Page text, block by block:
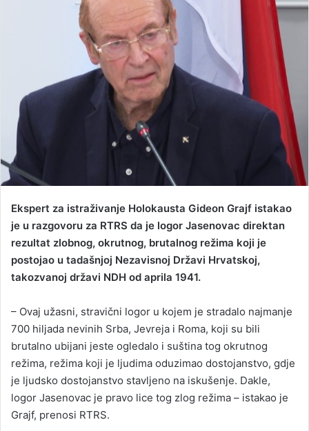
e
m
Ekspert za istraživanje Holokausta Gideon Grajf istakao
je u razgovoru za RTRS da je logor Јasenovac direktan
rezultat zlobnog, okrutnog, brutalnog režima koji je
postojao u tadašnjoj Nezavisnoj Državi Hrvatskoj,
takozvanoj državi NDH od aprila 1941.
– Ovaj užasni, stravični logor u kojem je stradalo najmanje
700 hiljada nevinih Srba, Јevreja i Roma, koji su bili
brutalno ubijani jeste ogledalo i suština tog okrutnog
režima, režima koji je ljudima oduzimao dostojanstvo, gdje
je ljudsko dostojanstvo stavljeno na iskušenje. Dakle,
logor Јasenovac je pravo lice tog zlog režima – istakao je
Grajf, prenosi RTRS.